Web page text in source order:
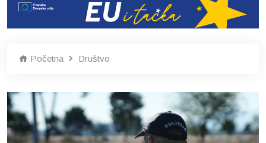
Početna Društvo